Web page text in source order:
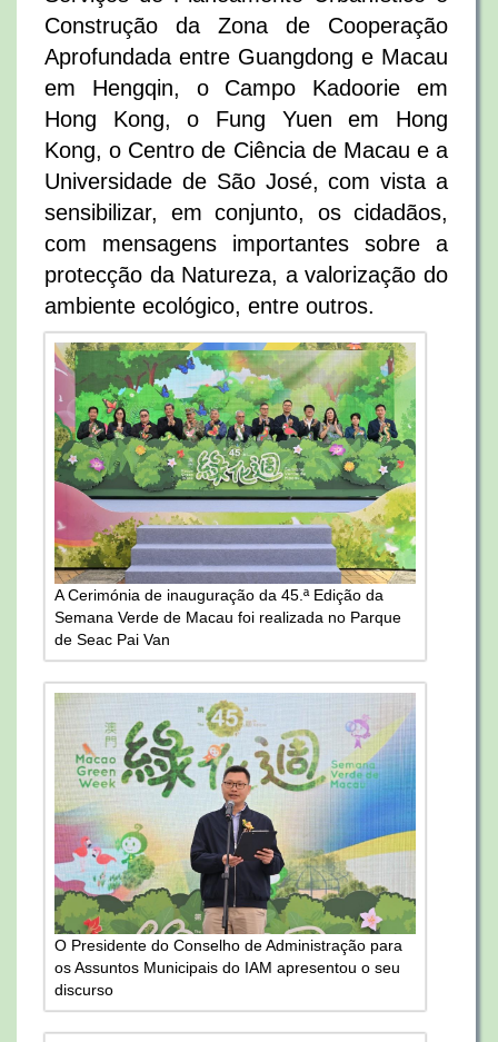
Construção da Zona de Cooperação
Aprofundada entre Guangdong e Macau
em Hengqin, o Campo Kadoorie em
Hong Kong, o Fung Yuen em Hong
Kong, o Centro de Ciência de Macau e a
Universidade de São José, com vista a
sensibilizar, em conjunto, os cidadãos,
com mensagens importantes sobre a
protecção da Natureza, a valorização do
ambiente ecológico, entre outros.
A Cerimónia de inauguração da 45.ª Edição da
Semana Verde de Macau foi realizada no Parque
de Seac Pai Van
O Presidente do Conselho de Administração para
os Assuntos Municipais do IAM apresentou o seu
discurso